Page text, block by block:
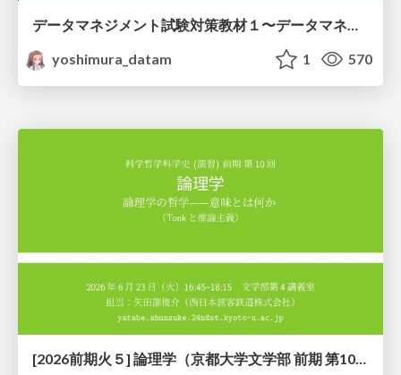
データマネジメント試験対策教材１〜データマネジメント基礎〜
yoshimura_datam
1 570